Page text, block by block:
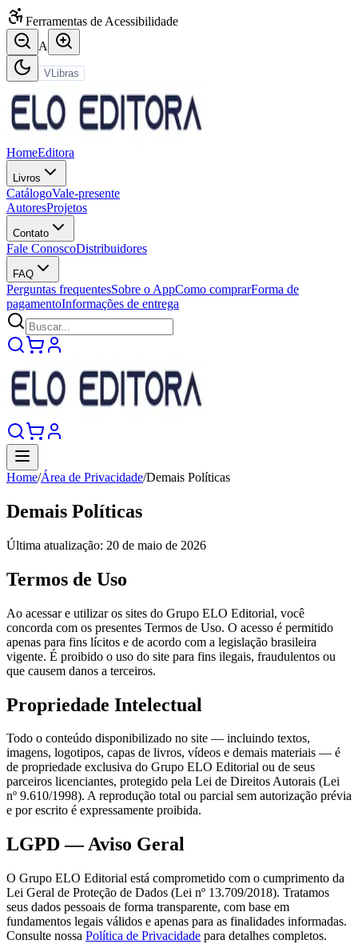
Ferramentas de Acessibilidade
A
VLibras
HomeEditora
Livros
CatálogoVale-presente
AutoresProjetos
Contato
Fale ConoscoDistribuidores
FAQ
Perguntas frequentesSobre o AppComo comprarForma de
pagamentoInformações de entrega
Home/Área de Privacidade/Demais Políticas
Demais Políticas
Última atualização: 20 de maio de 2026
Termos de Uso
Ao acessar e utilizar os sites do Grupo ELO Editorial, você
concorda com os presentes Termos de Uso. O acesso é permitido
apenas para fins lícitos e de acordo com a legislação brasileira
vigente. É proibido o uso do site para fins ilegais, fraudulentos ou
que causem danos a terceiros.
Propriedade Intelectual
Todo o conteúdo disponibilizado no site — incluindo textos,
imagens, logotipos, capas de livros, vídeos e demais materiais — é
de propriedade exclusiva do Grupo ELO Editorial ou de seus
parceiros licenciantes, protegido pela Lei de Direitos Autorais (Lei
nº 9.610/1998). A reprodução total ou parcial sem autorização prévia
e por escrito é expressamente proibida.
LGPD — Aviso Geral
O Grupo ELO Editorial está comprometido com o cumprimento da
Lei Geral de Proteção de Dados (Lei nº 13.709/2018). Tratamos
seus dados pessoais de forma transparente, com base em
fundamentos legais válidos e apenas para as finalidades informadas.
Consulte nossa Política de Privacidade para detalhes completos.